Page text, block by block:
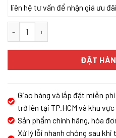
liên hệ tư vấn để nhận giá ưu
ĐẶT
Giao hàng và lắp đặt miễn
trở lên tại TP.HCM và khu vực
Sản phẩm chính hãng, hóa
Xử lý lỗi nhanh chóng sau